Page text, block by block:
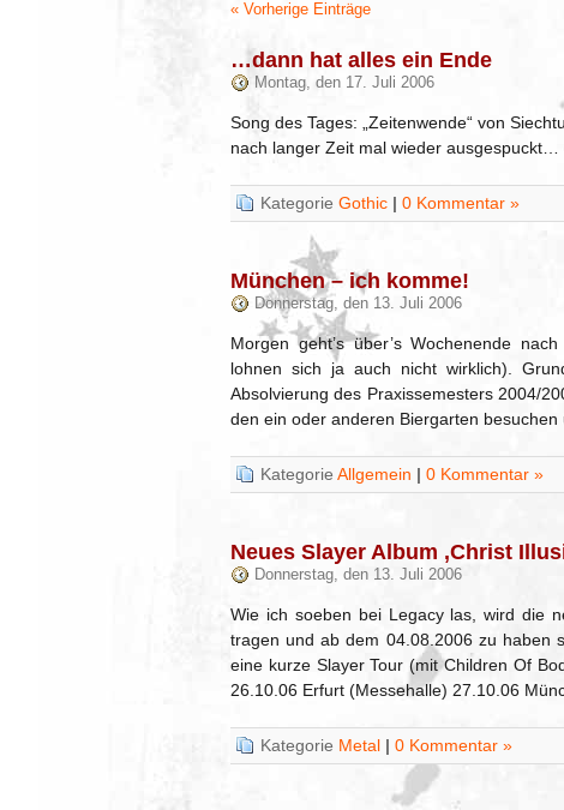
« Vorherige Einträge
…dann hat alles ein Ende
Montag, den 17. Juli 2006
Song des Tages: „Zeitenwende“ von
nach langer Zeit mal wieder ausgespuckt…
Kategorie Gothic | 0 Kommentar »
München – ich komme!
Donnerstag, den 13. Juli 2006
Morgen geht’s über’s Wochenende
lohnen sich ja auch nicht wirklich).
Absolvierung des Praxissemesters 2004/
den ein oder anderen Biergarten
Kategorie Allgemein | 0 Kommentar »
Neues Slayer Album ‚Christ
Donnerstag, den 13. Juli 2006
Wie ich soeben bei Legacy las, wird die
tragen und ab dem 04.08.2006 zu haben
eine kurze Slayer Tour (mit Children Of
26.10.06 Erfurt (Messehalle) 27.10.06
Kategorie Metal | 0 Kommentar »